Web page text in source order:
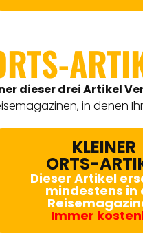
dieser drei Artikel
in denen
KLEINER
ORTS-
Dieser Artikel
mindestens in
Immer